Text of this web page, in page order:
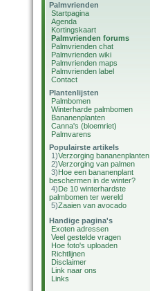
Palmvrienden
Startpagina
Agenda
Kortingskaart
Palmvrienden forums
Palmvrienden chat
Palmvrienden wiki
Palmvrienden maps
Palmvrienden label
Contact
Plantenlijsten
Palmbomen
Winterharde palmbomen
Bananenplanten
Canna's (bloemriet)
Palmvarens
Populairste artikels
1)Verzorging bananenplanten
2)Verzorging van palmen
3)Hoe een bananenplant
beschermen in de winter?
4)De 10 winterhardste
palmbomen ter wereld
5)Zaaien van avocado
Handige pagina's
Exoten adressen
Veel gestelde vragen
Hoe foto's uploaden
Richtlijnen
Disclaimer
Link naar ons
Links